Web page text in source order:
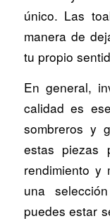
único. Las
manera de
tu propio
En general,
calidad es
sombreros y
estas piezas
rendimiento y
una
puedes estar